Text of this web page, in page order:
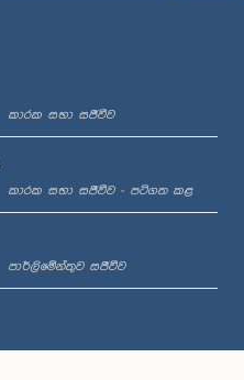
කාරක සභා සජීවීව
කාරක සභා සජීවීව - පටිගත කළ
පාර්ලිමේන්තුව සජීවීව